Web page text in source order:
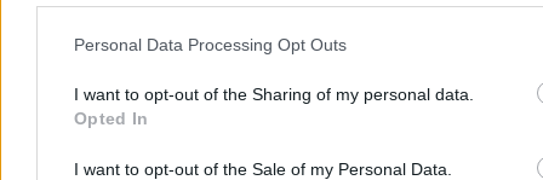
Personal Data Processing Opt Outs
I want to opt-out of the Sharing of my personal data.
Opted In
I want to opt-out of the Sale of my Personal Data.
Katarzyna Dybińska
Reklama